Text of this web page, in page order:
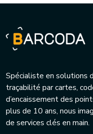
Spécialiste en solutions
traçabilité par cartes,
d’encaissement des
plus de 10 ans, nous
de services clés en main.